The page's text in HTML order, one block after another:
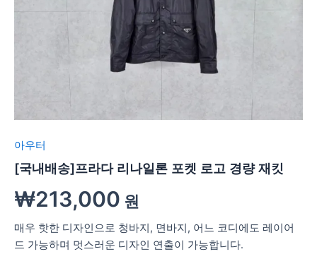
아우터
[국내배송]프라다 리나일론 포켓 로고 경량 재킷
₩213,000 원
매우 핫한 디자인으로 청바지, 면바지, 어느 코디에도 레이어
드 가능하며 멋스러운 디자인 연출이 가능합니다.